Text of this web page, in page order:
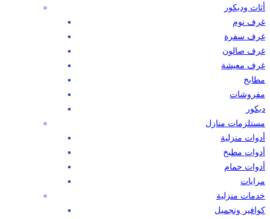
أثاث وديكور
غرف نوم
غرف سفرة
غرف صالون
غرف معيشة
مطابخ
مفروشات
ديكور
مستلزمات منازل
أدوات منزلية
أدوات مطبخ
أدوات حمام
مرايات
خدمات منزلية
كوافير وتجميل